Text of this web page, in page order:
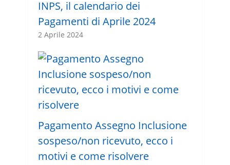
INPS, il calendario dei
Pagamenti di Aprile 2024
2 Aprile 2024
Pagamento Assegno Inclusione
sospeso/non ricevuto, ecco i
motivi e come risolvere